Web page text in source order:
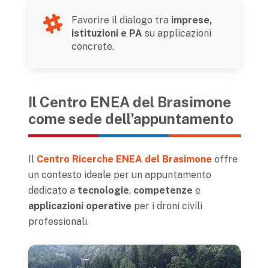
Favorire il dialogo tra imprese,
istituzioni e PA su applicazioni
concrete.
Il Centro ENEA del Brasimone
come sede dell’appuntamento
Il Centro Ricerche ENEA del Brasimone offre
un contesto ideale per un appuntamento
dedicato a tecnologie, competenze e
applicazioni operative per i droni civili
professionali.